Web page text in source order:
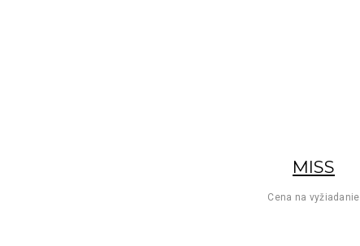
MISS
Cena na vyžiadanie